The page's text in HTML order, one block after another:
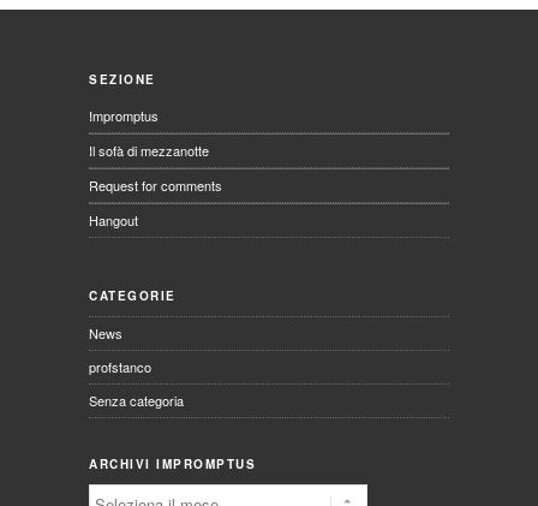
SEZIONE
Impromptus
Il sofà di mezzanotte
Request for comments
Hangout
CATEGORIE
News
profstanco
Senza categoria
ARCHIVI IMPROMPTUS
Archivi